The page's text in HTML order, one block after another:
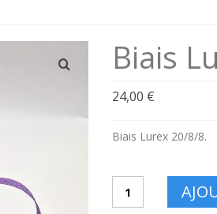
Biais
24,00 €
Biais Lurex 20/8/8.